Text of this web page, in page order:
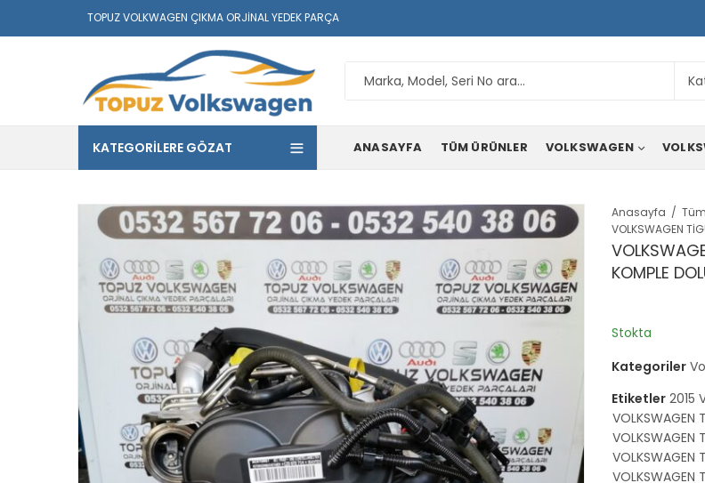
TOPUZ VOLKWAGEN ÇIKMA ORJINAL YEDEK PARÇA
KATEGORILERE GÖZAT ANASAYFA TÜM ÜRÜNLER VOLKSWAGEN
Anasayfa
KOMPLE
Stokta
Kategoriler
Etiketler 2015
VOLKSWAGEN
VOLKSWAGEN
VOLKSWAGEN
VOLKSWAGEN